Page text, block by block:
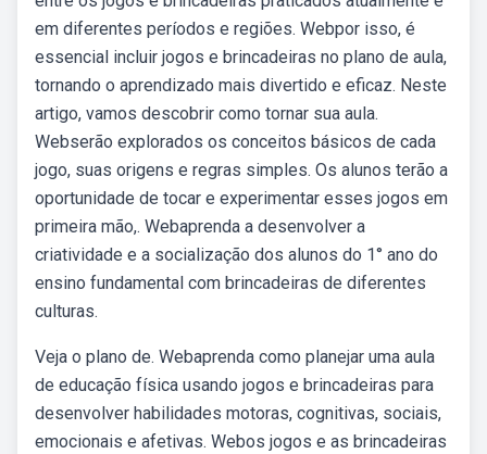
em diferentes períodos e regiões. Webpor isso, é
essencial incluir jogos e brincadeiras no plano de aula,
tornando o aprendizado mais divertido e eficaz. Neste
artigo, vamos descobrir como tornar sua aula.
Webserão explorados os conceitos básicos de cada
jogo, suas origens e regras simples. Os alunos terão a
oportunidade de tocar e experimentar esses jogos em
primeira mão,. Webaprenda a desenvolver a
criatividade e a socialização dos alunos do 1° ano do
ensino fundamental com brincadeiras de diferentes
culturas.
Veja o plano de. Webaprenda como planejar uma aula
de educação física usando jogos e brincadeiras para
desenvolver habilidades motoras, cognitivas, sociais,
emocionais e afetivas. Webos jogos e as brincadeiras